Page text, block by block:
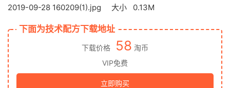
2019-09-28 160209(1).jpg 大小 0.13M
下面为技术配方下载地址
下载价格 58 淘币
VIP免费
立即购买